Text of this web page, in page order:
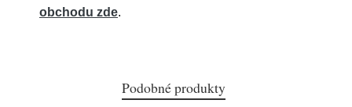
obchodu zde.
Podobné produkty